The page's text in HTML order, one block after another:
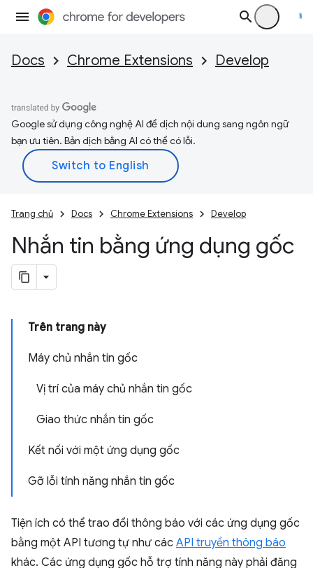
Docs Chrome Extensions Develop
Google sử dụng công nghệ AI để dịch nội dung sang ngôn ngữ
bạn ưu tiên. Bản dịch bằng AI có thể có lỗi.
Trang chủ Docs Chrome Extensions Develop
Nhắn tin bằng ứng dụng gốc
Trên trang này
Máy chủ nhắn tin gốc
Vị trí của máy chủ nhắn tin gốc
Giao thức nhắn tin gốc
Kết nối với một ứng dụng gốc
Gỡ lỗi tính năng nhắn tin gốc
Tiện ích có thể trao đổi thông báo với các ứng dụng gốc
bằng một API tương tự như các API truyền thông báo
khác. Các ứng dụng gốc hỗ trợ tính năng này phải đăng